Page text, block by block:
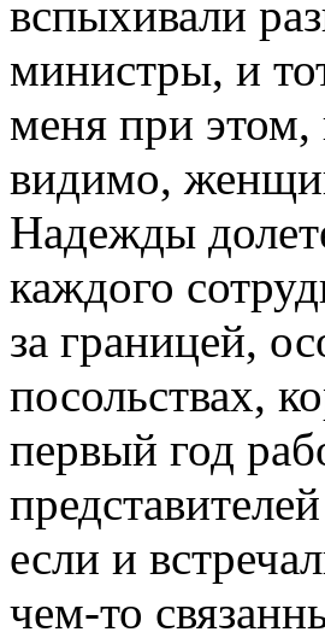
вспыхивали
министры, и
меня при этом,
видимо,
Надежды
каждого
за границей,
посольствах,
первый год
если и
чем-то